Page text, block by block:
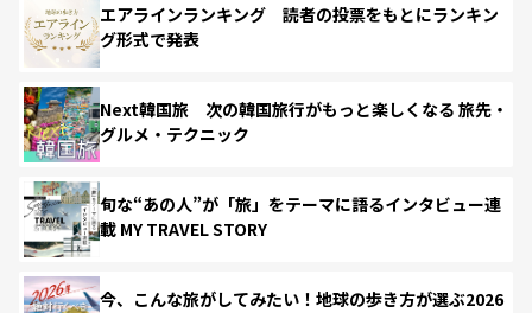
エアラインランキング 読者の投票をもとにランキン
グ形式で発表
Next韓国旅 次の韓国旅行がもっと楽しくなる 旅先・
グルメ・テクニック
旬な“あの人”が「旅」をテーマに語るインタビュー連
載 MY TRAVEL STORY
今、こんな旅がしてみたい！地球の歩き方が選ぶ2026